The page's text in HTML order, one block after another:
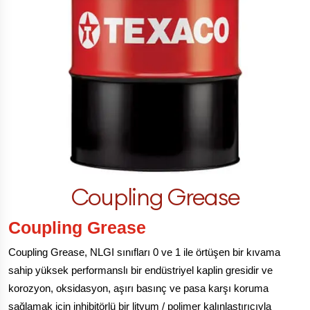
Coupling Grease
Coupling Grease
Coupling Grease, NLGI sınıfları 0 ve 1 ile örtüşen bir kıvama
sahip yüksek performanslı bir endüstriyel kaplin gresidir ve
korozyon, oksidasyon, aşırı basınç ve pasa karşı koruma
sağlamak için inhibitörlü bir lityum / polimer kalınlaştırıcıyla